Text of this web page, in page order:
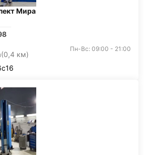
Мира
(0,4 км)
Пн-Вс: 09:00 - 21:00